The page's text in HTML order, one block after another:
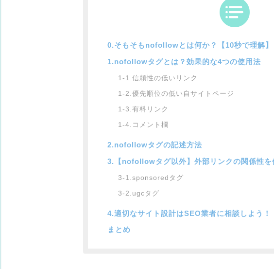
0.そもそもnofollowとは何か？【10秒で理解】
1.nofollowタグとは？効果的な4つの使用法
1-1.信頼性の低いリンク
1-2.優先順位の低い自サイトページ
1-3.有料リンク
1-4.コメント欄
2.nofollowタグの記述方法
3.【nofollowタグ以外】外部リンクの関係性を
3-1.sponsoredタグ
3-2.ugcタグ
4.適切なサイト設計はSEO業者に相談しよう！
まとめ